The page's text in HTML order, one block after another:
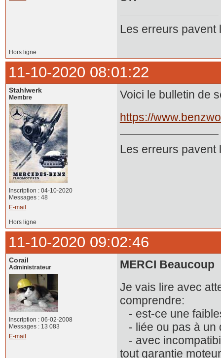
Les erreurs pavent
Hors ligne
11-10-2020 08:01:22
Stahlwerk
Membre
Inscription : 04-10-2020
Messages : 48
E-mail
Voici le bulletin de
https://
Les erreurs pavent
Hors ligne
11-10-2020 09:02:46
Corail
Administrateur
Inscription : 06-02-2008
Messages : 13 083
E-mail
MERCI Beaucoup
Je vais lire avec
comprendre:
- est-ce une
- liée ou pas à un
- avec
tout garantie